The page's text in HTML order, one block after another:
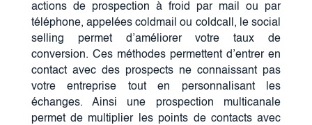
actions de prospection à froid par mail ou par
téléphone, appelées coldmail ou coldcall, le social
selling permet d’améliorer votre taux de
conversion. Ces méthodes permettent d’entrer en
contact avec des prospects ne connaissant pas
votre entreprise tout en personnalisant les
échanges. Ainsi une prospection multicanale
permet de multiplier les points de contacts avec